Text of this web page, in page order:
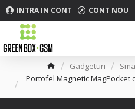
INTRA IN CONT CONT NOU
Gadgeturi
Portofel Magnetic MagPocket